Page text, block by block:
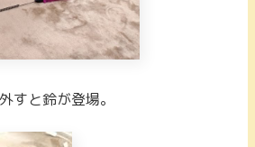
すと鈴が登場。